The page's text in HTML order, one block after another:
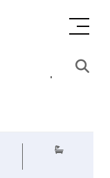
Consultar precio